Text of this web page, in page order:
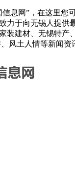
息网”，在这里您
力于向无锡人提供
装建材、无锡特产
风土人情等新闻资